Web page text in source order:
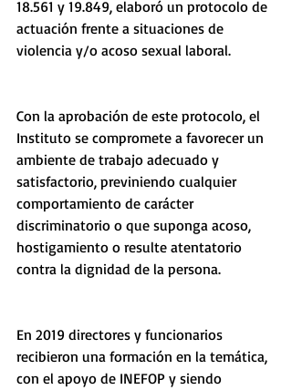
18.561 y 19.849, elaboró un protocolo de
actuación frente a situaciones de
violencia y/o acoso sexual laboral.
Con la aprobación de este protocolo, el
Instituto se compromete a favorecer un
ambiente de trabajo adecuado y
satisfactorio, previniendo cualquier
comportamiento de carácter
discriminatorio o que suponga acoso,
hostigamiento o resulte atentatorio
contra la dignidad de la persona.
En 2019 directores y funcionarios
recibieron una formación en la temática,
con el apoyo de INEFOP y siendo